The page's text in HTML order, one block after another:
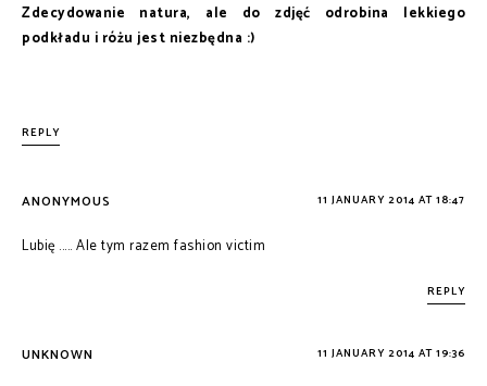
Zdecydowanie natura, ale do zdjęć odrobina lekkiego
podkładu i różu jest niezbędna :)
REPLY
ANONYMOUS 11 JANUARY 2014 AT 18:47
Lubię ..... Ale tym razem fashion victim
REPLY
UNKNOWN 11 JANUARY 2014 AT 19:36